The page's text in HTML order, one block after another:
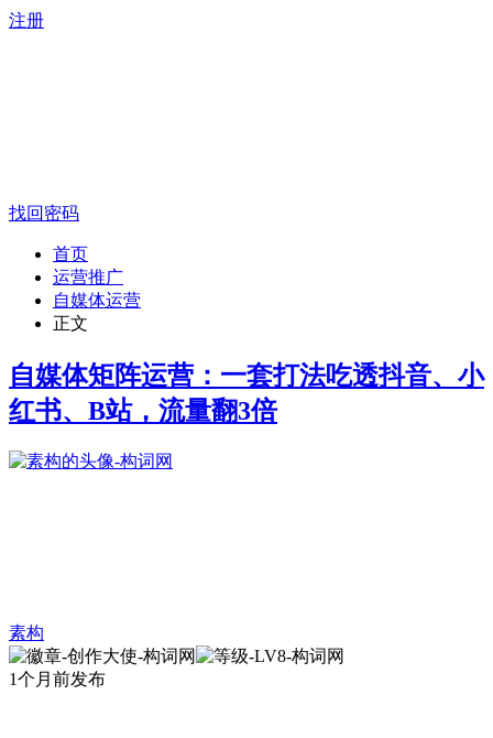
注册
找回密码
首页
运营推广
自媒体运营
正文
自媒体矩阵运营：一套打法吃透抖音、小
红书、B站，流量翻3倍
素构
1个月前发布